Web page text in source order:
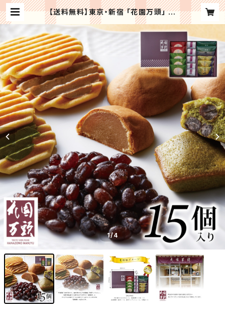
【送料無料】東京・新宿 「花園万頭」 花
園5種詰合せ 和菓子 お菓子 記念日
誕生日プレゼント お祝い 贈り物 お礼
【メーカー直送/代引不可】スイーツ ギ
フト プレゼント 秋スイーツ | Regal
1/4